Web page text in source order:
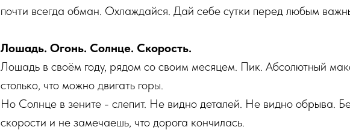
почти всегда обман. Охлаждайся. Дай себе сутки перед любым
Лошадь. Огонь. Солнце. Скорость.
Лошадь в своём году, рядом со своим месяцем. Пик. Абсолютный
столько, что можно двигать горы.
Но Солнце в зените - слепит. Не видно деталей. Не видно обрыва.
скорости и не замечаешь, что дорога кончилась.